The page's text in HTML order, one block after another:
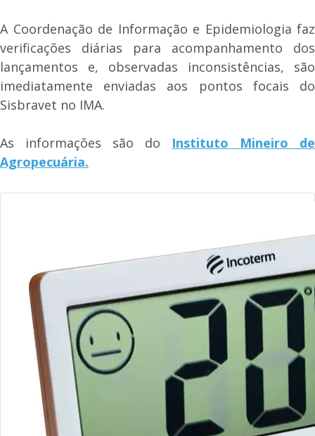
A Coordenação de Informação e Epidemiologia faz
verificações diárias para acompanhamento dos
lançamentos e, observadas inconsistências, são
imediatamente enviadas aos pontos focais do
Sisbravet no IMA.
As informações são do Instituto Mineiro de
Agropecuária.